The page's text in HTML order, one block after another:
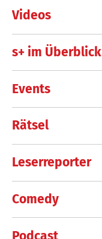
Videos
s+ im Überblick
Events
Rätsel
Leserreporter
Comedy
Podcast